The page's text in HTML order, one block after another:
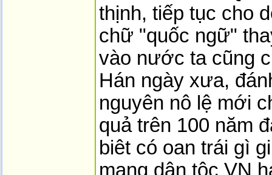
thịnh, tiếp tục cho
chữ "quốc ngữ"
vào nước ta cũng
Hán ngày xưa,
nguyên nô lệ mới
quả trên 100 năm
biêt có oan trái gì
mạng dân tộc VN